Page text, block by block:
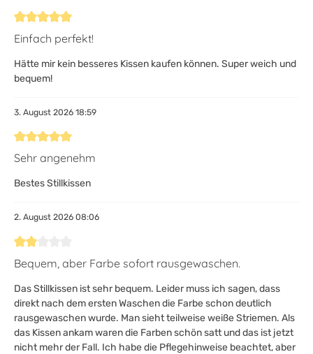
Bewertung mit 5 von 5 Sternen
Einfach perfekt!
Hätte mir kein besseres Kissen kaufen können. Super weich und
bequem!
3. August 2026 18:59
Bewertung mit 5 von 5 Sternen
Sehr angenehm
Bestes Stillkissen
2. August 2026 08:06
Bewertung mit 2 von 5 Sternen
Bequem, aber Farbe sofort rausgewaschen.
Das Stillkissen ist sehr bequem. Leider muss ich sagen, dass
direkt nach dem ersten Waschen die Farbe schon deutlich
rausgewaschen wurde. Man sieht teilweise weiße Striemen. Als
das Kissen ankam waren die Farben schön satt und das ist jetzt
nicht mehr der Fall. Ich habe die Pflegehinweise beachtet, aber